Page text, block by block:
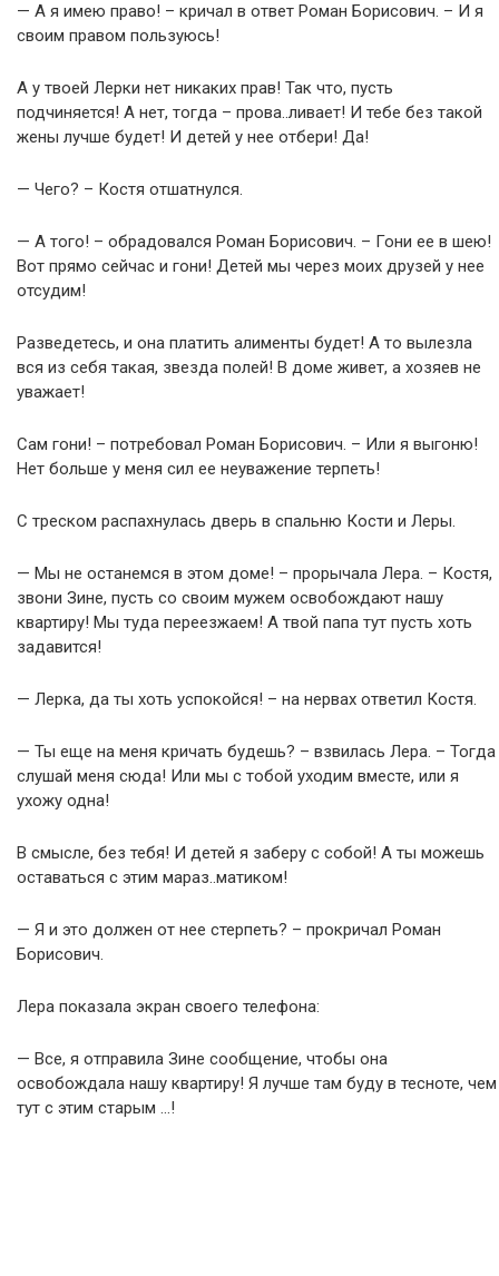
— А я имею право! – кричал в ответ Роман Борисович. – И я
своим правом пользуюсь!
А у твоей Лерки нет никаких прав! Так что, пусть
подчиняется! А нет, тогда – прова..ливает! И тебе без такой
жены лучше будет! И детей у нее отбери! Да!
— Чего? – Костя отшатнулся.
— А того! – обрадовался Роман Борисович. – Гони ее в шею!
Вот прямо сейчас и гони! Детей мы через моих друзей у нее
отсудим!
Разведетесь, и она платить алименты будет! А то вылезла
вся из себя такая, звезда полей! В доме живет, а хозяев не
уважает!
Сам гони! – потребовал Роман Борисович. – Или я выгоню!
Нет больше у меня сил ее неуважение терпеть!
С треском распахнулась дверь в спальню Кости и Леры.
— Мы не останемся в этом доме! – прорычала Лера. – Костя,
звони Зине, пусть со своим мужем освобождают нашу
квартиру! Мы туда переезжаем! А твой папа тут пусть хоть
задавится!
— Лерка, да ты хоть успокойся! – на нервах ответил Костя.
— Ты еще на меня кричать будешь? – взвилась Лера. – Тогда
слушай меня сюда! Или мы с тобой уходим вместе, или я
ухожу одна!
В смысле, без тебя! И детей я заберу с собой! А ты можешь
оставаться с этим мараз..матиком!
— Я и это должен от нее стерпеть? – прокричал Роман
Борисович.
Лера показала экран своего телефона:
— Все, я отправила Зине сообщение, чтобы она
освобождала нашу квартиру! Я лучше там буду в тесноте, чем
тут с этим старым …!